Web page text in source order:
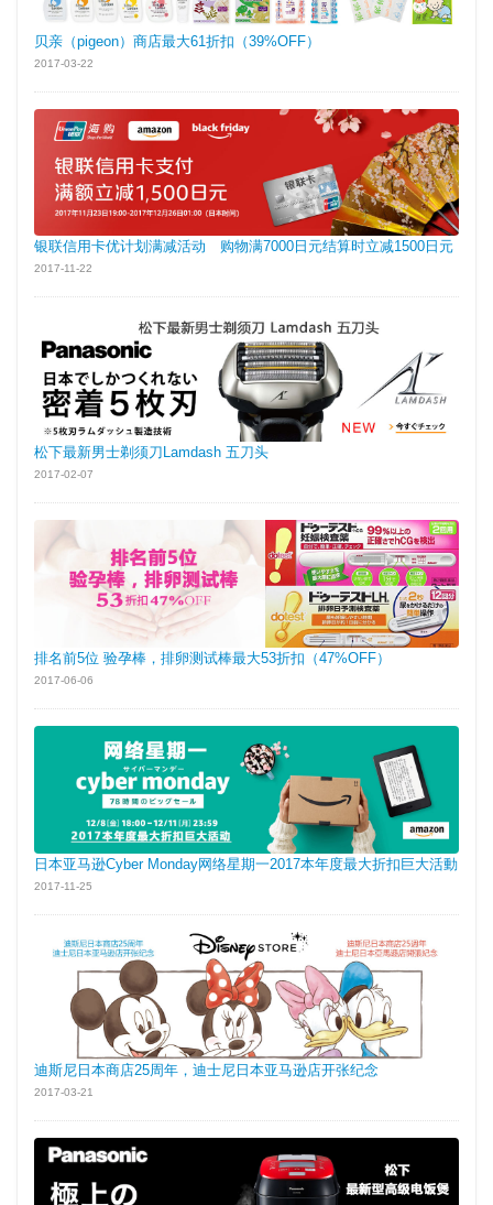
贝亲（pigeon）商店最大61折扣（39%OFF）
2017-03-22
银联信用卡优计划满减活动 购物满7000日元结算时立减1500日元
2017-11-22
松下最新男士剃须刀Lamdash 五刀头
2017-02-07
排名前5位 验孕棒，排卵测试棒最大53折扣（47%OFF）
2017-06-06
日本亚马逊Cyber Monday网络星期一2017本年度最大折扣巨大活動
2017-11-25
迪斯尼日本商店25周年，迪士尼日本亚马逊店开张纪念
2017-03-21